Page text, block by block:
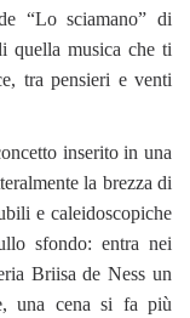
“Lo sciamano” di
quella musica che ti
tra pensieri e venti
inserito in una
la brezza di
e caleidoscopiche
sfondo: entra nei
Briisa de Ness un
una cena si fa più